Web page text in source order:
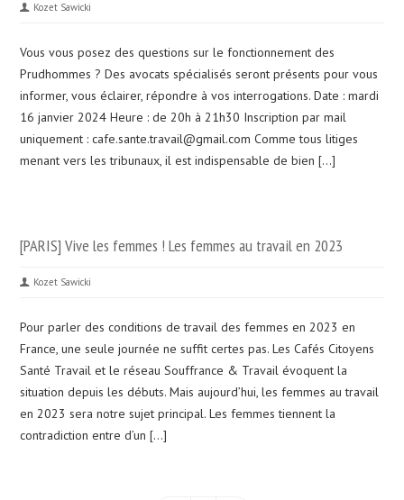
Kozet Sawicki
Vous vous posez des questions sur le fonctionnement des
Prudhommes ? Des avocats spécialisés seront présents pour vous
informer, vous éclairer, répondre à vos interrogations. Date : mardi
16 janvier 2024 Heure : de 20h à 21h30 Inscription par mail
uniquement : cafe.sante.travail@gmail.com Comme tous litiges
menant vers les tribunaux, il est indispensable de bien […]
[PARIS] Vive les femmes ! Les femmes au travail en 2023
Kozet Sawicki
Pour parler des conditions de travail des femmes en 2023 en
France, une seule journée ne suffit certes pas. Les Cafés Citoyens
Santé Travail et le réseau Souffrance & Travail évoquent la
situation depuis les débuts. Mais aujourd’hui, les femmes au travail
en 2023 sera notre sujet principal. Les femmes tiennent la
contradiction entre d’un […]